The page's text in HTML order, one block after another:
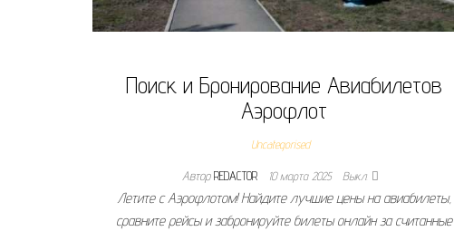
Поиск и Бронирование Авиабилетов
Аэрофлот
Uncategorised
АвторREDACTOR 10 марта 2025 Выкл.
Летите с Аэрофлотом! Найдите лучшие цены на авиабилеты,
сравните рейсы и забронируйте билеты онлайн за считанные